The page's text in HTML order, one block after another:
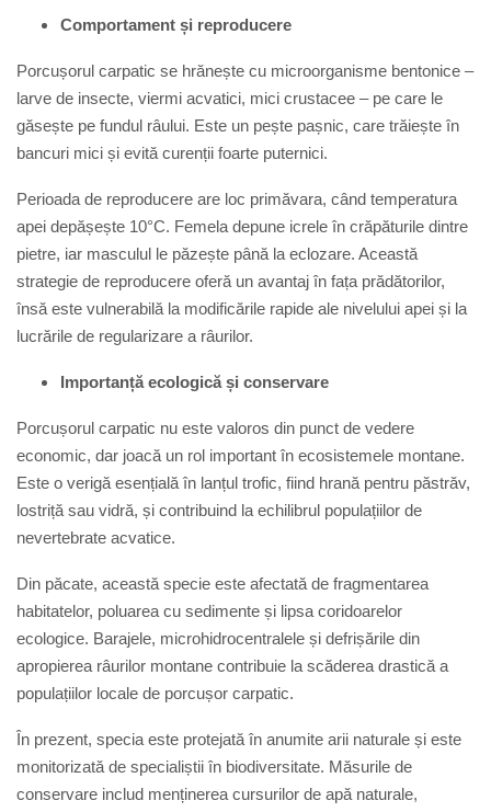
Comportament și reproducere
Porcușorul carpatic se hrănește cu microorganisme bentonice –
larve de insecte, viermi acvatici, mici crustacee – pe care le
găsește pe fundul râului. Este un pește pașnic, care trăiește în
bancuri mici și evită curenții foarte puternici.
Perioada de reproducere are loc primăvara, când temperatura
apei depășește 10°C. Femela depune icrele în crăpăturile dintre
pietre, iar masculul le păzește până la eclozare. Această
strategie de reproducere oferă un avantaj în fața prădătorilor,
însă este vulnerabilă la modificările rapide ale nivelului apei și la
lucrările de regularizare a râurilor.
Importanță ecologică și conservare
Porcușorul carpatic nu este valoros din punct de vedere
economic, dar joacă un rol important în ecosistemele montane.
Este o verigă esențială în lanțul trofic, fiind hrană pentru păstrăv,
lostriță sau vidră, și contribuind la echilibrul populațiilor de
nevertebrate acvatice.
Din păcate, această specie este afectată de fragmentarea
habitatelor, poluarea cu sedimente și lipsa coridoarelor
ecologice. Barajele, microhidrocentralele și defrișările din
apropierea râurilor montane contribuie la scăderea drastică a
populațiilor locale de porcușor carpatic.
În prezent, specia este protejată în anumite arii naturale și este
monitorizată de specialiștii în biodiversitate. Măsurile de
conservare includ menținerea cursurilor de apă naturale,